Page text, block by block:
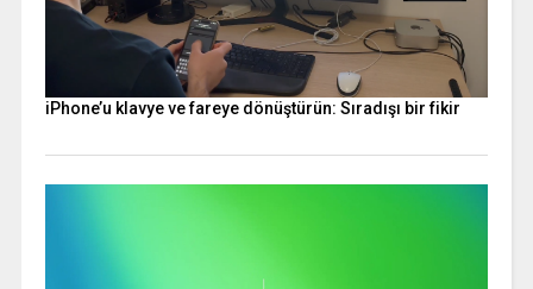
iPhone’u klavye ve fareye dönüştürün: Sıradışı bir fikir